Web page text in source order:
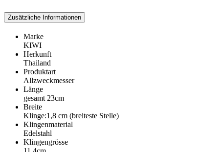
Zusätzliche Informationen
Marke
KIWI
Herkunft
Thailand
Produktart
Allzweckmesser
Länge
gesamt 23cm
Breite
Klinge:1,8 cm (breiteste Stelle)
Klingenmaterial
Edelstahl
Klingengrösse